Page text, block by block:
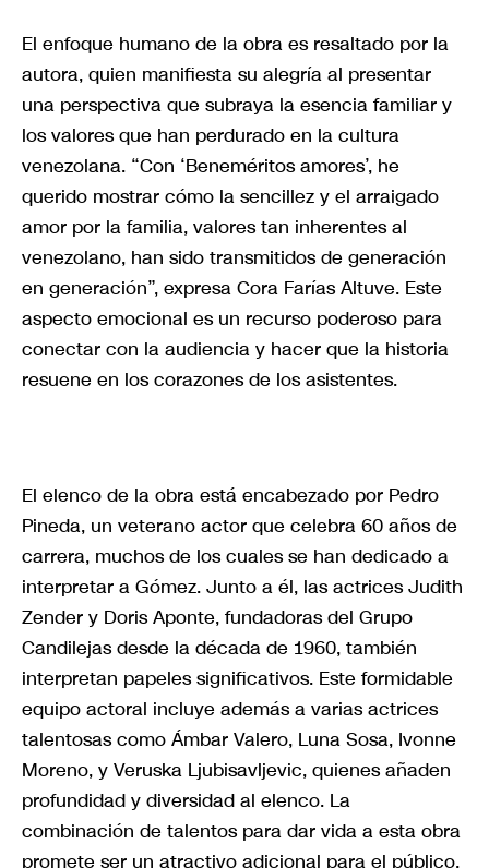
El enfoque humano de la obra es resaltado por la
autora, quien manifiesta su alegría al presentar
una perspectiva que subraya la esencia familiar y
los valores que han perdurado en la cultura
venezolana. “Con ‘Beneméritos amores’, he
querido mostrar cómo la sencillez y el arraigado
amor por la familia, valores tan inherentes al
venezolano, han sido transmitidos de generación
en generación”, expresa Cora Farías Altuve. Este
aspecto emocional es un recurso poderoso para
conectar con la audiencia y hacer que la historia
resuene en los corazones de los asistentes.
El elenco de la obra está encabezado por Pedro
Pineda, un veterano actor que celebra 60 años de
carrera, muchos de los cuales se han dedicado a
interpretar a Gómez. Junto a él, las actrices Judith
Zender y Doris Aponte, fundadoras del Grupo
Candilejas desde la década de 1960, también
interpretan papeles significativos. Este formidable
equipo actoral incluye además a varias actrices
talentosas como Ámbar Valero, Luna Sosa, Ivonne
Moreno, y Veruska Ljubisavljevic, quienes añaden
profundidad y diversidad al elenco. La
combinación de talentos para dar vida a esta obra
promete ser un atractivo adicional para el público.